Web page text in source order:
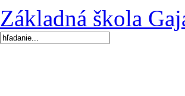
Základná škola